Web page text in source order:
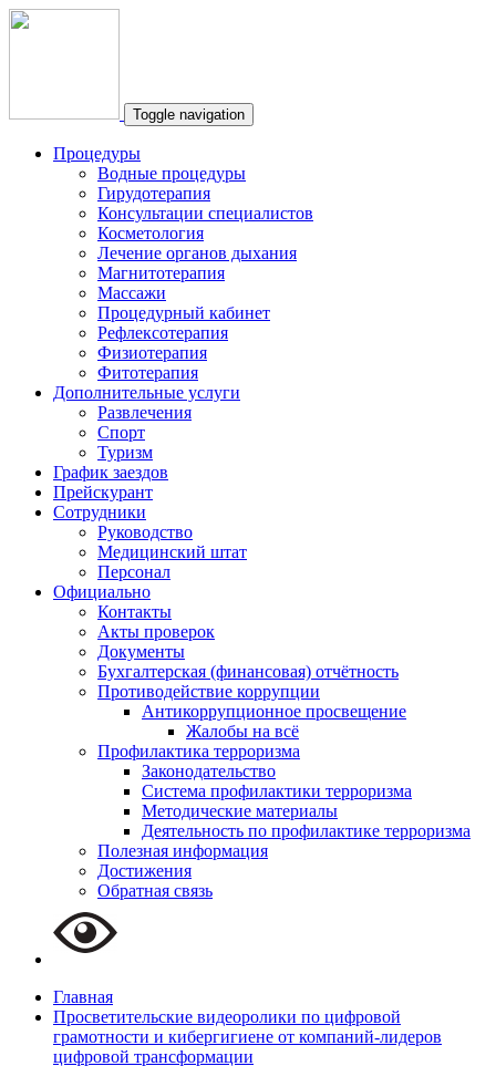
Toggle navigation
Процедуры
Водные процедуры
Гирудотерапия
Консультации специалистов
Косметология
Лечение органов дыхания
Магнитотерапия
Массажи
Процедурный кабинет
Рефлексотерапия
Физиотерапия
Фитотерапия
Дополнительные услуги
Развлечения
Спорт
Туризм
График заездов
Прейскурант
Сотрудники
Руководство
Медицинский штат
Персонал
Официально
Контакты
Акты проверок
Документы
Бухгалтерская (финансовая) отчётность
Противодействие коррупции
Антикоррупционное просвещение
Жалобы на всё
Профилактика терроризма
Законодательство
Система профилактики терроризма
Методические материалы
Деятельность по профилактике терроризма
Полезная информация
Достижения
Обратная связь
Главная
Просветительские видеоролики по цифровой
грамотности и кибергигиене от компаний-лидеров
цифровой трансформации